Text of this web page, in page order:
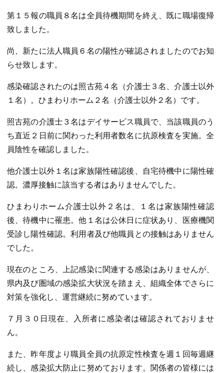
第１５報の職員８名は全員待機期間を終え、既に職場復帰
致しました。
尚、新たに法人職員６名の陽性が確認されましたのでお知
らせ致します。
感染確認されたのは照古苑４名（介護士３名、介護士以外
１名）。ひまわりホーム２名（介護士以外２名）です。
照古苑の介護士３名はデイサービス職員で、当該職員のう
ち直近２日前に関わった利用者数名に抗原検査を実施。全
員陰性を確認しました。
他介護士以外１名は家族陽性確認後、自宅待機中に陽性確
認。濃厚接触に該当する者はありませんでした。
ひまわりホーム介護士以外２名は、１名は家族陽性確認
後、待機中に罹患。他１名は公休日に症状あり、医療機関
受診し陽性確認。利用者及び他職員との接触はありません
でした。
現在のところ、上記感染に関連する感染はありませんが、
県内及び圏域の感染拡大状況を踏まえ、組織全体でさらに
対策を強化し、運営継続に努めています。
７月３０日現在、入所者に感染者は確認されておりませ
ん。
また、昨年度より職員全員の抗原定性検査を週１回毎週継
続し、感染拡大防止に努めております。関係者の皆様には